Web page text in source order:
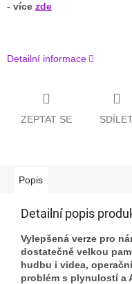
- více zde
Detailní informace
ZEPTAT SE
Popis
Detailní popis
Vylepšená verze pro
dostatečně velkou
hudbu i videa,
problém s plynulostí a